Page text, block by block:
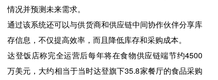
情况并预测未来需求。
通过该系统还可以与供货商和供应链中间协作伙伴分享库
存信息，不仅提高效率，而且降低库存和采购成本。
达登饭店称完全运营后每年将在食物供应链端节约4500
万美元，大约相当于当时达登旗下35.8家餐厅的食品采购